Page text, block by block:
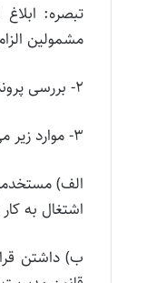
تبصره:
مشمولین
۲- بررسی پرونده افراد برای احصاء مشمولین می‌بایست مطابق نمونه برگ‌های شماره ۱، ۲ و ۳ پیوست این بخشنامه انجام شود.
۳- موارد زیر می‌بایست در بررسی پرونده افراد برای احراز شرایط استخدام رسمی- قطعی مورد توجه قرار گیرد.
اشتغال به